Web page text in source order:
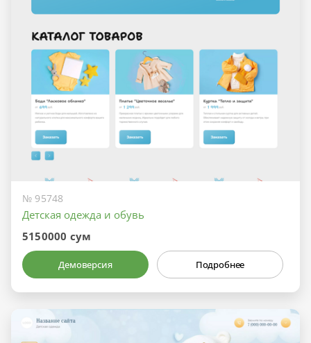
№ 95748
Детская одежда и обувь
5150000 сум
Демоверсия Подробнее